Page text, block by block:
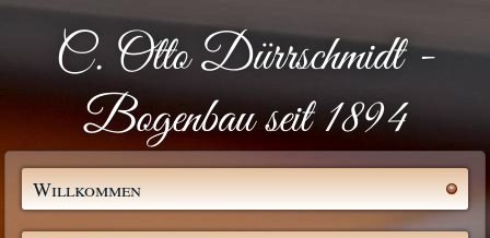
C. Otto Dürrschmidt -
Bogenbau seit 1894
Willkommen